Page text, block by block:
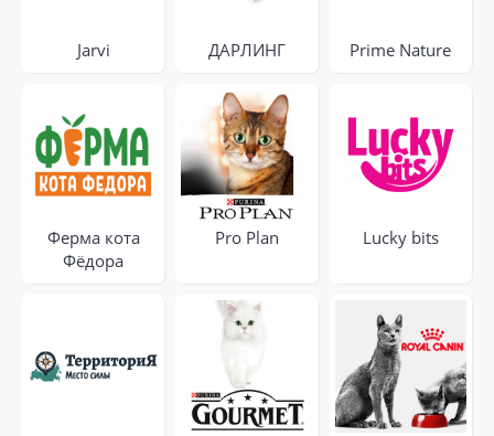
Jarvi ДАРЛИНГ Prime Nature
Ферма кота
Фёдора
Pro Plan Lucky bits